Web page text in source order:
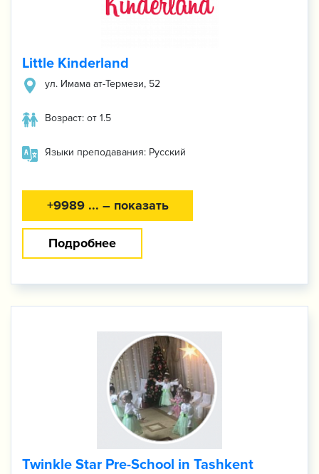
Little Kinderland
ул. Имама ат-Термези, 52
Возраст: от 1.5
Языки преподавания: Русский
+9989 ... – показать
Подробнее
Twinkle Star Pre-School in Tashkent